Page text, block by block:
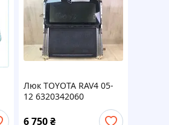
Люк TOYOTA RAV4 05-
12 6320342060
6 750₴